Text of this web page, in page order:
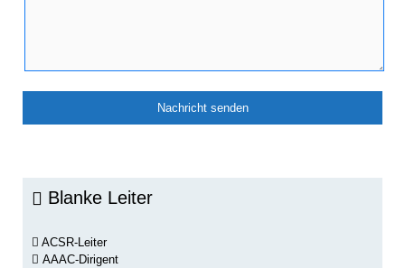
Blanke Leiter
ACSR-Leiter
AAAC-Dirigent